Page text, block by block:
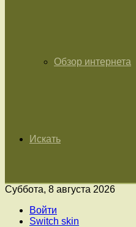
Обзор интернета
Искать
Суббота, 8 августа 2026
Войти
Switch skin